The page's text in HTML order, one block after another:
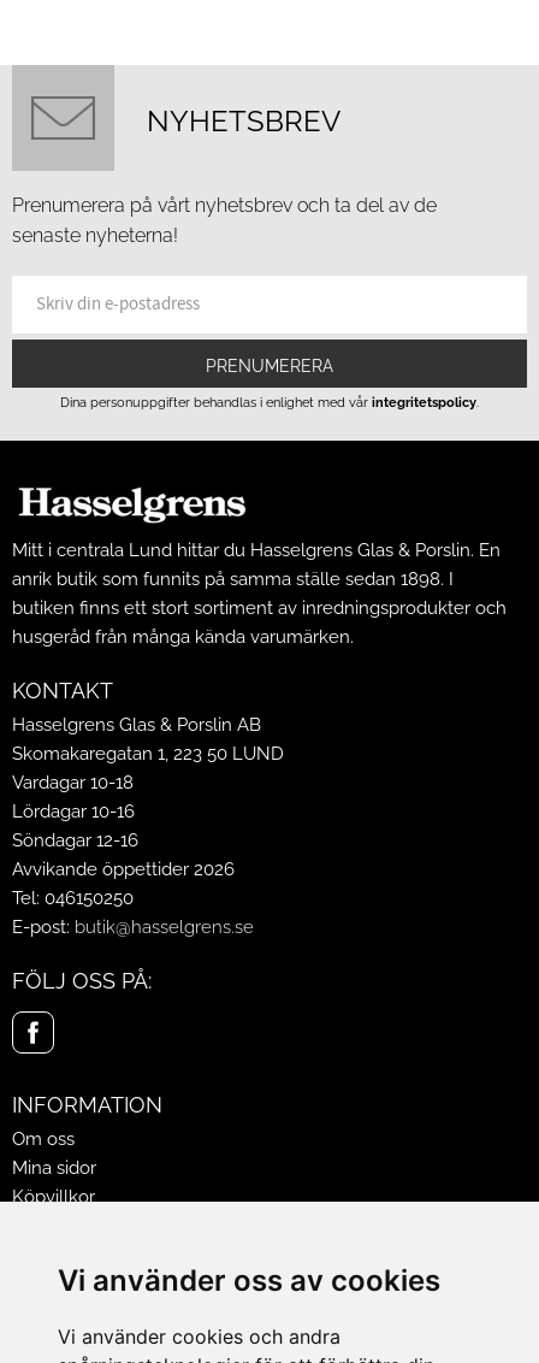
Vi använder oss av cookies
Vi använder cookies och andra
NYHETSBREV
Prenumerera på vårt nyhetsbrev och ta del av de
senaste nyheterna!
PRENUMERERA
Dina personuppgifter behandlas i enlighet med vår integritetspolicy.
Mitt i centrala Lund hittar du Hasselgrens Glas & Porslin. En
anrik butik som funnits på samma ställe sedan 1898. I
butiken finns ett stort sortiment av inredningsprodukter och
husgeråd från många kända varumärken.
KONTAKT
Hasselgrens Glas & Porslin AB
Skomakaregatan 1, 223 50 LUND
Vardagar 10-18
Lördagar 10-16
Söndagar 12-16
Avvikande öppettider 2026
Tel: 046150250
E-post: butik@hasselgrens.se
FÖLJ OSS PÅ:
INFORMATION
Om oss
Mina sidor
Köpvillkor
Jobba på Hasselgrens